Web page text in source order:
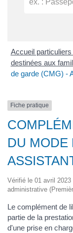
Accueil particuliers
destinées aux
de garde (CMG) -
Fiche pratique
DU MODE
Vérifié le 01 avril
administrative
Le complément de
partie de la
d'une prise en